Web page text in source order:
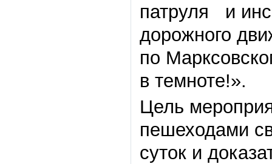
патруля и
дорожного
по
в темноте!».
Цель
пешеходами
суток и